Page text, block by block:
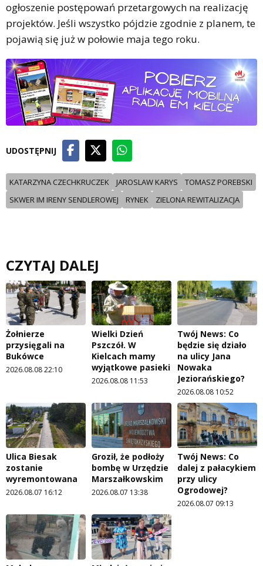
ogłoszenie postępowań przetargowych na realizację
projektów. Jeśli wszystko pójdzie zgodnie z planem, te
pojawią się już w połowie maja tego roku.
UDOSTĘPNIJ
KATARZYNA CZECHKRUCZEK JAROSLAW KARYS
TOMASZ POREBSKI
SKWER IM IRENY SENDLEROWEJ
RYNEK ZIELONA REWITALIZACJA
CZYTAJ DALEJ
Żołnierze
przysięgali na
Bukówce
2026.08.08 22:10
Wielki Dzień
Pszczół. W
Kielcach mamy
wyjątkowe pasieki
2026.08.08 11:53
Twój News: Co
będzie się działo
na ulicy Jana
Nowaka
Jeziorańskiego?
2026.08.08 10:52
Ulica Biesak
zostanie
wyremontowana
2026.08.07 16:12
Groził, że podłoży
bombę w Urzędzie
Marszałkowskim
2026.08.07 13:38
Twój News: Co
dalej z pałacykiem
przy ulicy
Ogrodowej?
2026.08.07 09:13